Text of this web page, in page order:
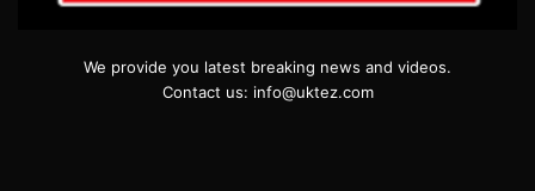
We provide you latest breaking news and videos.
Contact us: info@uktez.com